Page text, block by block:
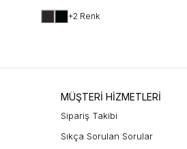
+2 Renk
MÜŞTERİ HİZMETLERİ
Sipariş Takibi
Sıkça Sorulan Sorular